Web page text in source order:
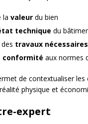
la valeur du bien
technique du
travaux nécessaires
conformité aux normes
de contextualiser les
physique et
expert